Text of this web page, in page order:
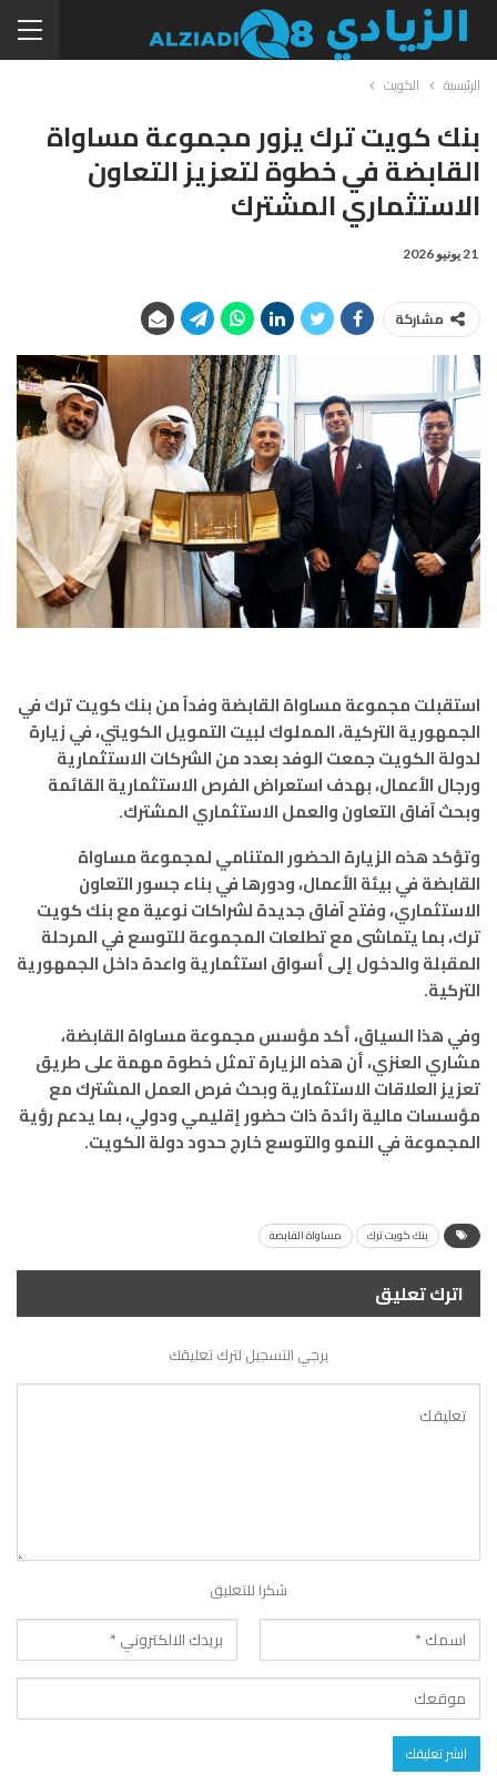
الرئيسية الكويت
بنك كويت ترك يزور مجموعة مساواة
القابضة في خطوة لتعزيز التعاون
الاستثماري المشترك
21 يونيو 2026
مشاركة
استقبلت مجموعة مساواة القابضة وفداً من بنك كويت ترك في
الجمهورية التركية، المملوك لبيت التمويل الكويتي، في زيارة
لدولة الكويت جمعت الوفد بعدد من الشركات الاستثمارية
ورجال الأعمال، بهدف استعراض الفرص الاستثمارية القائمة
وبحث آفاق التعاون والعمل الاستثماري المشترك.
وتؤكد هذه الزيارة الحضور المتنامي لمجموعة مساواة
القابضة في بيئة الأعمال، ودورها في بناء جسور التعاون
الاستثماري، وفتح آفاق جديدة لشراكات نوعية مع بنك كويت
ترك، بما يتماشى مع تطلعات المجموعة للتوسع في المرحلة
المقبلة والدخول إلى أسواق استثمارية واعدة داخل الجمهورية
التركية.
وفي هذا السياق، أكد مؤسس مجموعة مساواة القابضة،
مشاري العنزي، أن هذه الزيارة تمثل خطوة مهمة على طريق
تعزيز العلاقات الاستثمارية وبحث فرص العمل المشترك مع
مؤسسات مالية رائدة ذات حضور إقليمي ودولي، بما يدعم رؤية
المجموعة في النمو والتوسع خارج حدود دولة الكويت.
بنك كويت ترك مساواة القابضة
اترك تعليق
يرجي التسجيل لترك تعليقك
شكرا للتعليق